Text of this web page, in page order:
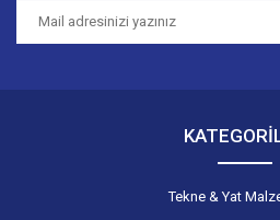
Gönder
Tekne & Yat